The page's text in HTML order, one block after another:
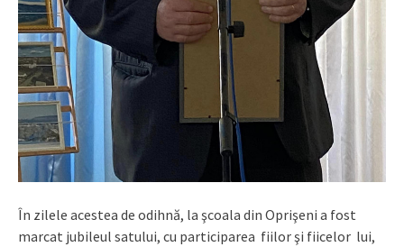
În zilele acestea de odihnă, la şcoala din Oprişeni a fost
marcat jubileul satului, cu participarea fiilor şi fiicelor lui,